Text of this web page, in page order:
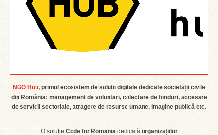
NGO Hub, primul ecosistem de soluții digitale dedicate societății civile
din România: management de voluntari, colectare de fonduri, accesare
de servicii sectoriale, atragere de resurse umane, imagine publică etc.
O soluție Code for Romania dedicată organizațiilor